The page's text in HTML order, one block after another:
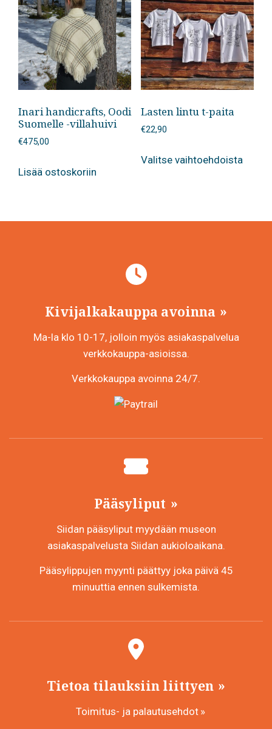
Voit
tehdä
Inari handicrafts, Oodi
Suomelle -villahuivi
€475,00
Lisää ostoskoriin
Lasten lintu t-paita
€22,90
Valitse vaihtoehdoista
Kivijalkakauppa avoinna
Ma-la klo 10-17, jolloin myös asiakaspalvelua
verkkokauppa-asioissa.
Verkkokauppa avoinna 24/7.
Pääsyliput
Siidan pääsyliput myydään museon
asiakaspalvelusta Siidan aukioloaikana.
Pääsylippujen myynti päättyy joka päivä 45
minuuttia ennen sulkemista.
Tietoa tilauksiin liittyen
Toimitus- ja palautusehdot